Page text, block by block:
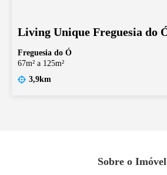
Living Unique Freguesia do
Freguesia do Ó
67m² a 125m²
3,9km
Sobre o Imóvel